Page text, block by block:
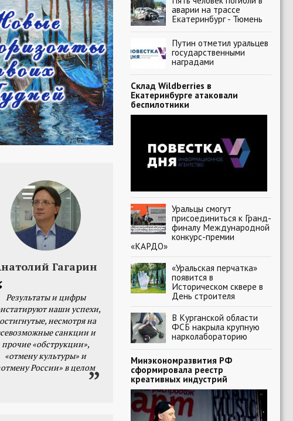
Гагарин
Результаты и цифры
наши успехи,
несмотря на
санкции и
прочие «обструкции»,
«отмену культуры» и
России» в целом
аварии на трассе
Екатеринбург - Тюмень
Путин отметил уральцев
государственными
наградами
Склад Wildberries в
Екатеринбурге атаковали
беспилотники
Уральцы смогут
присоединиться к Гранд-
финалу Международной
конкурс-премии
«КАРДО»
«Уральская перчатка»
появится в
Историческом сквере в
День строителя
В Курганской области
ФСБ накрыла крупную
нарколабораторию
Минэкономразвития РФ
сформировала реестр
креативных индустрий